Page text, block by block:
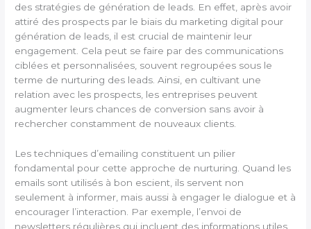
des stratégies de génération de leads. En effet, après avoir
attiré des prospects par le biais du marketing digital pour
génération de leads, il est crucial de maintenir leur
engagement. Cela peut se faire par des communications
ciblées et personnalisées, souvent regroupées sous le
terme de nurturing des leads. Ainsi, en cultivant une
relation avec les prospects, les entreprises peuvent
augmenter leurs chances de conversion sans avoir à
rechercher constamment de nouveaux clients.
Les techniques d’emailing constituent un pilier
fondamental pour cette approche de nurturing. Quand les
emails sont utilisés à bon escient, ils servent non
seulement à informer, mais aussi à engager le dialogue et à
encourager l’interaction. Par exemple, l’envoi de
newsletters régulières qui incluent des informations utiles,